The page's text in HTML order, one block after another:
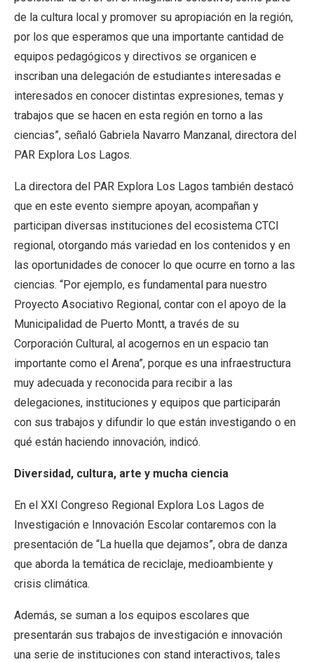
de la cultura local y promover su apropiación en la región,
por los que esperamos que una importante cantidad de
equipos pedagógicos y directivos se organicen e
inscriban una delegación de estudiantes interesadas e
interesados en conocer distintas expresiones, temas y
trabajos que se hacen en esta región en torno a las
ciencias”, señaló Gabriela Navarro Manzanal, directora del
PAR Explora Los Lagos.
La directora del PAR Explora Los Lagos también destacó
que en este evento siempre apoyan, acompañan y
participan diversas instituciones del ecosistema CTCI
regional, otorgando más variedad en los contenidos y en
las oportunidades de conocer lo que ocurre en torno a las
ciencias. “Por ejemplo, es fundamental para nuestro
Proyecto Asociativo Regional, contar con el apoyo de la
Municipalidad de Puerto Montt, a través de su
Corporación Cultural, al acogernos en un espacio tan
importante como el Arena”, porque es una infraestructura
muy adecuada y reconocida para recibir a las
delegaciones, instituciones y equipos que participarán
con sus trabajos y difundir lo que están investigando o en
qué están haciendo innovación, indicó.
Diversidad, cultura, arte y mucha ciencia
En el XXI Congreso Regional Explora Los Lagos de
Investigación e Innovación Escolar contaremos con la
presentación de “La huella que dejamos”, obra de danza
que aborda la temática de reciclaje, medioambiente y
crisis climática.
Además, se suman a los equipos escolares que
presentarán sus trabajos de investigación e innovación
una serie de instituciones con stand interactivos, tales